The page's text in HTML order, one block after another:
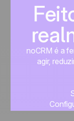
noCRM é a
agir,